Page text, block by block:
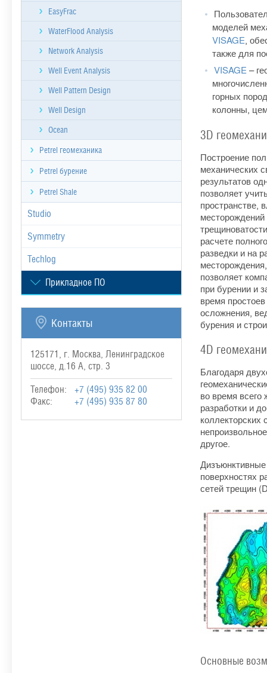
EasyFrac
WaterFlood Analysis
Network Analysis
Well Event Analysis
Well Pattern Design
Well Design
Ocean
Petrel геомеханика
Petrel бурение
Petrel Shale
Studio
Symmetry
Techlog
Прикладное ПО
Контакты
125171, г. Москва, Ленинградское
шоссе, д.16 А, стр. 3
Телефон:
+7 (495) 935 82 00
Факс:
+7 (495) 935 87 80
моделей
VISAGE,
также для
VISAGE–
горных
колонны,
3D
Построение
механических
результатов
позволяет
пространстве,
расчете
разведки и на
позволяет
при бурении и
время
осложнения,
бурения и
4D
Благодаря
во время
разработки и
другое.
Дизъюнктивные
поверхностях
сетей трещин
Основные